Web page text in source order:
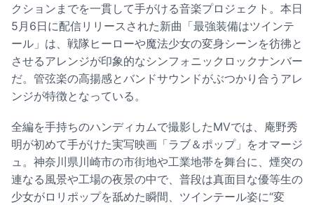
クションまでを一貫して手がける音楽プロジェクト。本日
5月6日に配信リリースされた新曲「最強装備はツインテ
ール」は、戦隊ヒーローや魔法少女の変身シーンを彷彿と
させるアレンジが印象的なシンフォニックロックナンバー
だ。管弦楽の高揚感とバンドサウンドがぶつかり合うアレ
ンジが特徴となっている。
全編を手持ちのハンディカムで撮影したMVでは、庵野秀
明が初めて手がけた実写映画「ラブ＆ポップ」をオマージ
ュ。神奈川県川崎市の市街地や工業地帯を舞台に、煙突の
連なる風景や工場の夜景の中で、普段は真面目な優等生の
少女がロリポップを舐めた瞬間、ツインテール姿に“変